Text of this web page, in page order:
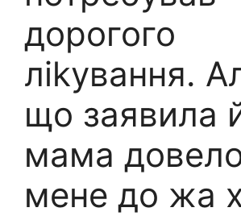
дорогого
ліkування.
що заявила
мама
мене до жа